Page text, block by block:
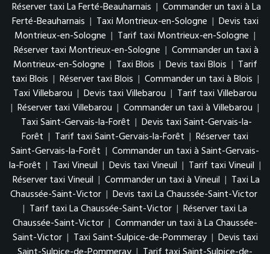
Réserver taxi La Ferté-Beauharnais | Commander un taxi à La
Ferté-Beauharnais | Taxi Montrieux-en-Sologne | Devis taxi
Montrieux-en-Sologne | Tarif taxi Montrieux-en-Sologne |
Réserver taxi Montrieux-en-Sologne | Commander un taxi à
Montrieux-en-Sologne | Taxi Blois | Devis taxi Blois | Tarif
taxi Blois | Réserver taxi Blois | Commander un taxi à Blois |
Taxi Villebarou | Devis taxi Villebarou | Tarif taxi Villebarou
| Réserver taxi Villebarou | Commander un taxi à Villebarou |
Taxi Saint-Gervais-la-Forêt | Devis taxi Saint-Gervais-la-
Forêt | Tarif taxi Saint-Gervais-la-Forêt | Réserver taxi
Saint-Gervais-la-Forêt | Commander un taxi à Saint-Gervais-
la-Forêt | Taxi Vineuil | Devis taxi Vineuil | Tarif taxi Vineuil |
Réserver taxi Vineuil | Commander un taxi à Vineuil | Taxi La
Chaussée-Saint-Victor | Devis taxi La Chaussée-Saint-Victor
| Tarif taxi La Chaussée-Saint-Victor | Réserver taxi La
Chaussée-Saint-Victor | Commander un taxi à La Chaussée-
Saint-Victor | Taxi Saint-Sulpice-de-Pommeray | Devis taxi